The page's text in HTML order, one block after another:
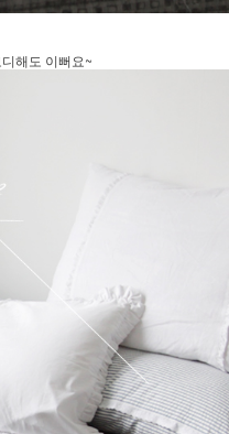
해도 이뻐요~